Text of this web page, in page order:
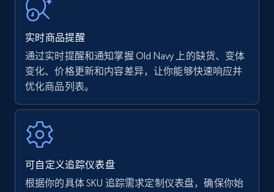
URL, Product name, Product rating, Product
rating object, Product rating max, Rating,
Author name, Asin, and more.
7.4K+ 870+ 立即开始
Walmart - products
Specifications, Image urls, Top reviews, and
more.
实时商品提醒
通过实时提醒和通知掌握 Old Navy 上的缺货、变体
变化、价格更新和内容差异，让你能够快速响应并
优化商品列表。
可自定义追踪仪表盘
根据你的具体 SKU 追踪需求定制仪表盘，确保你始